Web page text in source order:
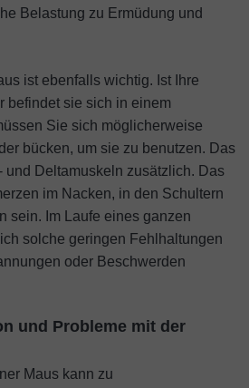
Belastung zu Ermüdung und
ist ebenfalls wichtig. Ist Ihre
befindet sie sich in einem
Sie sich möglicherweise
bücken, um sie zu benutzen. Das
und Deltamuskeln zusätzlich. Das
im Nacken, in den Schultern
sein. Im Laufe eines ganzen
solche geringen Fehlhaltungen
oder Beschwerden
und Probleme mit der
Maus kann zu